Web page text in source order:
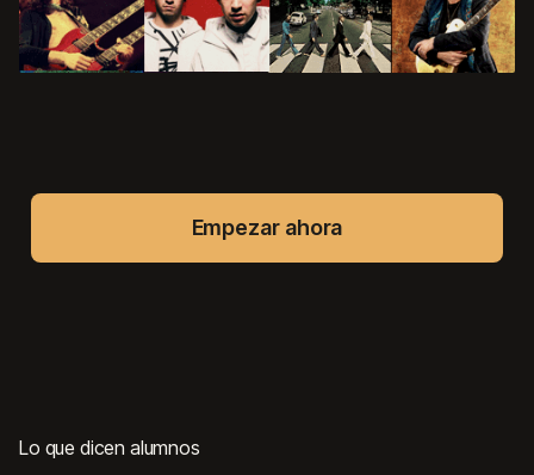
Empezar ahora
Lo que dicen alumnos